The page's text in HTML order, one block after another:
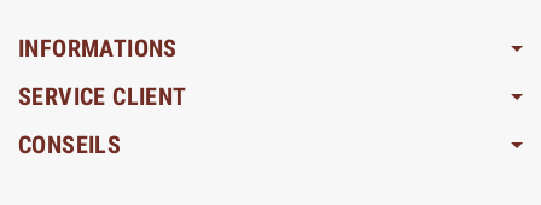
INFORMATIONS
SERVICE CLIENT
CONSEILS